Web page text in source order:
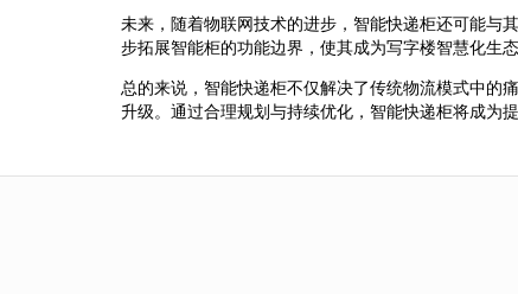
未来，随着物联网技术的进步，智能快递柜还可能与
步拓展智能柜的功能边界，使其成为写字楼智慧化生态
总的来说，智能快递柜不仅解决了传统物流模式中的
升级。通过合理规划与持续优化，智能快递柜将成为